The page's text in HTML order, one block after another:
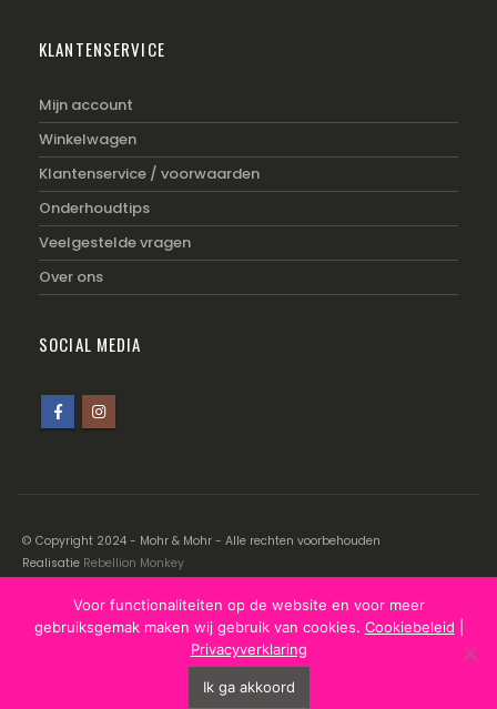
KLANTENSERVICE
Mijn account
Winkelwagen
Klantenservice / voorwaarden
Onderhoudtips
Veelgestelde vragen
Over ons
SOCIAL MEDIA
© Copyright 2024 - Mohr & Mohr - Alle rechten voorbehouden
Realisatie Rebellion Monkey
Disclaimer|Cookiebeleid|Privacyverklaring
Voor functionaliteiten op de website en voor meer
gebruiksgemak maken wij gebruik van cookies. Cookiebeleid
Privacyverklaring
Ik ga akkoord